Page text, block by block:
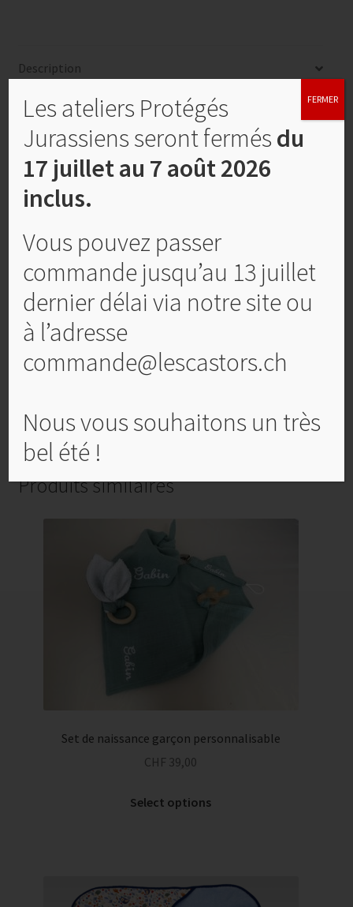
Description
Description
Tablier japonais à grande poche
Ce tablier croisé dans le dos allie confort, esthétique et
grande poche transversale, idéale pour garder à portée
de main ustensiles, ou outils du quotidien. Son enfilage
facile sans attaches et sa coupe ample en font un
compagnon parfait, aussi bien en cuisine qu’en atelier.
Format 92 x 74 cm.
Produits similaires
Set de naissance garçon personnalisable
CHF 39,00
Select options
Les ateliers Protégés
Jurassiens seront fermés du
17 juillet au 7 août 2026
inclus.
Vous pouvez passer
commande jusqu’au 13 juillet
dernier délai via notre site ou
à l’adresse
commande@lescastors.ch
Nous vous souhaitons un très
bel été !
FERMER